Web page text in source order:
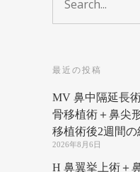
最近の投稿
MV 鼻中隔延長
骨移植術＋鼻尖
移植術後2週間
2026年8月6日
H 鼻翼挙上術＋